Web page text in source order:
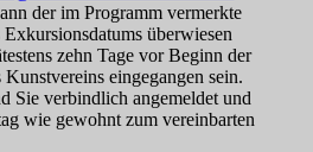
der im Programm vermerkte
überwiesen
zehn Tage vor Beginn der
eingegangen sein.
Sie verbindlich angemeldet und
wie gewohnt zum vereinbarten